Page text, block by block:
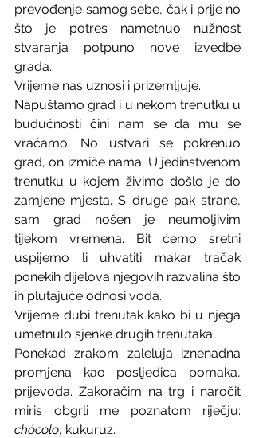
prevođenje samog sebe, čak i prije no
što je potres nametnuo nužnost
stvaranja potpuno nove izvedbe
grada.
Vrijeme nas uznosi i prizemljuje.
Napuštamo grad i u nekom trenutku u
budućnosti čini nam se da mu se
vraćamo. No ustvari se pokrenuo
grad, on izmiče nama. U jedinstvenom
trenutku u kojem živimo došlo je do
zamjene mjesta. S druge pak strane,
sam grad nošen je neumoljivim
tijekom vremena. Bit ćemo sretni
uspijemo li uhvatiti makar tračak
ponekih dijelova njegovih razvalina što
ih plutajuće odnosi voda.
Vrijeme dubi trenutak kako bi u njega
umetnulo sjenke drugih trenutaka.
Ponekad zrakom zaleluja iznenadna
promjena kao posljedica pomaka,
prijevoda. Zakoračim na trg i naročit
chócolo, kukuruz.